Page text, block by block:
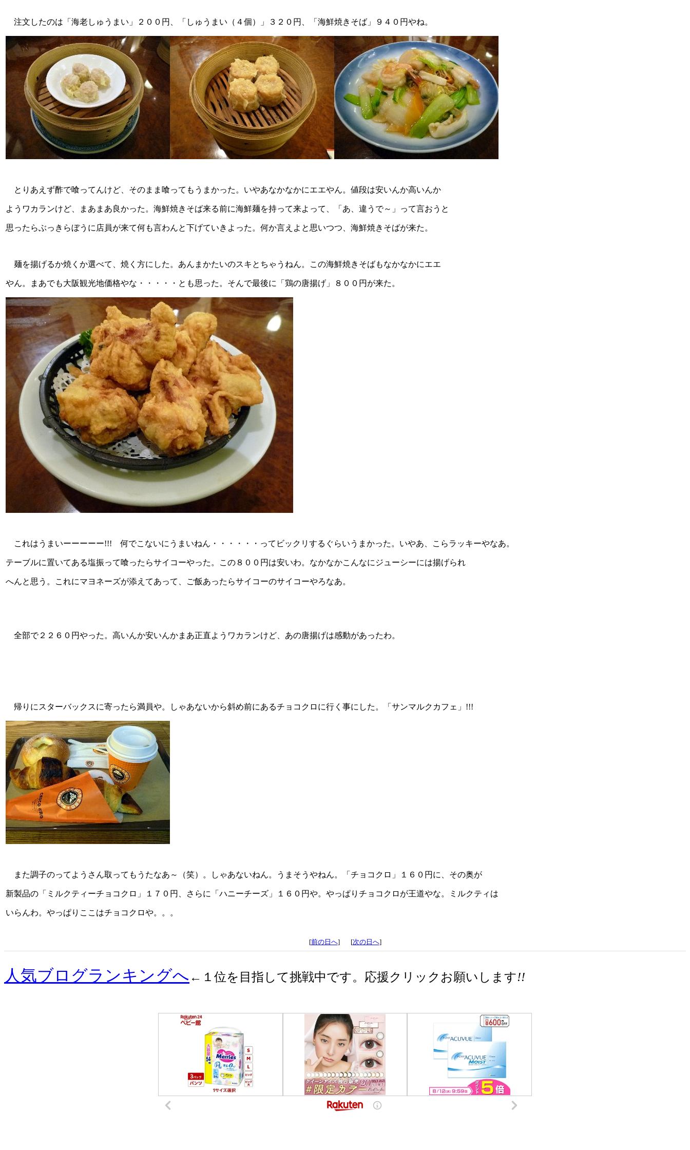
注文したのは「海老しゅうまい」２００円、「しゅうまい（４個）」３２０円、「海鮮焼きそば」９４０円やね。
とりあえず酢で喰ってんけど、そのまま喰ってもうまかった。いやあなかなかにエエやん。値段は安いんか高いんか
ようワカランけど、まあまあ良かった。海鮮焼きそば来る前に海鮮麺を持って来よって、「あ、違うで～」って言おうと
思ったらぶっきらぼうに店員が来て何も言わんと下げていきよった。何か言えよと思いつつ、海鮮焼きそばが来た。
麺を揚げるか焼くか選べて、焼く方にした。あんまかたいのスキとちゃうねん。この海鮮焼きそばもなかなかにエエ
やん。まあでも大阪観光地価格やな・・・・・とも思った。そんで最後に「鶏の唐揚げ」８００円が来た。
これはうまいーーーーー!!! 何でこないにうまいねん・・・・・・ってビックリするぐらいうまかった。いやあ、こらラッキーやなあ。
テーブルに置いてある塩振って喰ったらサイコーやった。この８００円は安いわ。なかなかこんなにジューシーには揚げられ
へんと思う。これにマヨネーズが添えてあって、ご飯あったらサイコーのサイコーやろなあ。
全部で２２６０円やった。高いんか安いんかまあ正直ようワカランけど、あの唐揚げは感動があったわ。
帰りにスターバックスに寄ったら満員や。しゃあないから斜め前にあるチョコクロに行く事にした。「サンマルクカフェ」!!!
また調子のってようさん取ってもうたなあ～（笑）。しゃあないねん。うまそうやねん。「チョコクロ」１６０円に、その奥が
新製品の「ミルクティーチョコクロ」１７０円、さらに「ハニーチーズ」１６０円や。やっぱりチョコクロが王道やな。ミルクティは
いらんわ。やっぱりここはチョコクロや。。。
[前の日へ] [次の日へ]
人気ブログランキングへ ←１位を目指して挑戦中です。応援クリックお願いします!!